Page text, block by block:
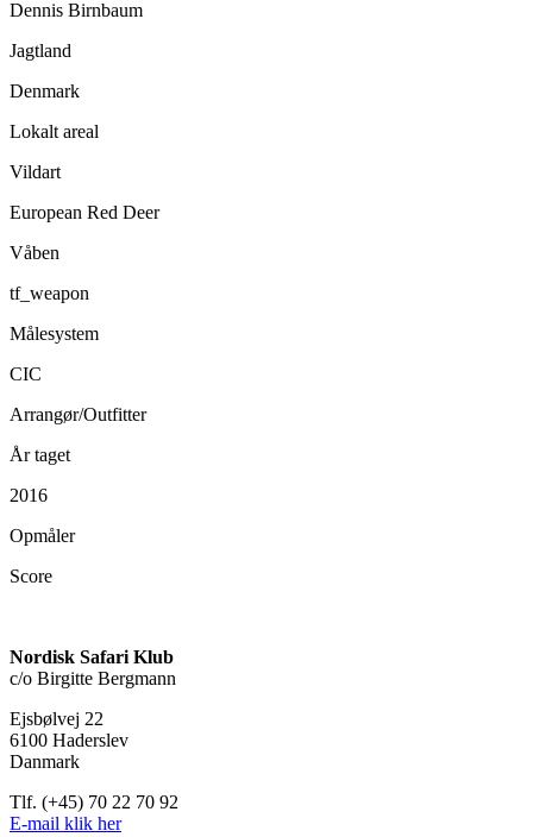
Dennis Birnbaum
Jagtland
Denmark
Lokalt areal
Vildart
European Red Deer
Våben
tf_weapon
Målesystem
CIC
Arrangør/Outfitter
År taget
2016
Opmåler
Score
Nordisk Safari Klub
c/o Birgitte Bergmann
Ejsbølvej 22
6100 Haderslev
Danmark
Tlf. (+45) 70 22 70 92
E-mail klik her